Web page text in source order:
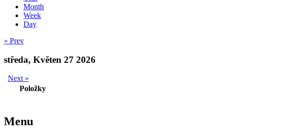
Month
Week
Day
« Prev
středa, Květen 27 2026
Next »
Položky
Menu